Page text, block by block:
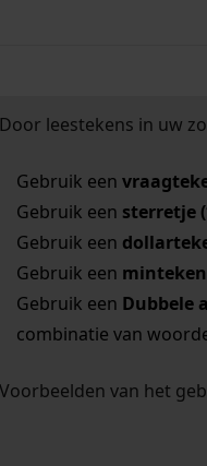
Door leestekens in uw
Gebruik een
Gebruik een sterretje
Gebruik een
Gebruik een minteken
Gebruik een Dubbele
combinatie van
Voorbeelden van het